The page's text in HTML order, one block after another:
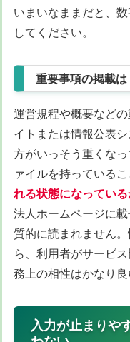
いまいなままだと、
してください。
重要事項の掲載
運営規程や概要など
イトまたは情報公表
方がいっそう重くな
ァイルを持っているこ
れる状態になってい
法人ホームページに
質的に読まれません
ら、利用者がサービ
務上の相性はかなり良
入力が止まりや